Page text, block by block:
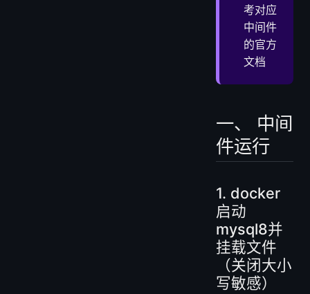
考对应
中间件
的官方
文档
一、 中间
件运行
1. docker
启动
mysql8并
挂载文件
（关闭大小
写敏感）